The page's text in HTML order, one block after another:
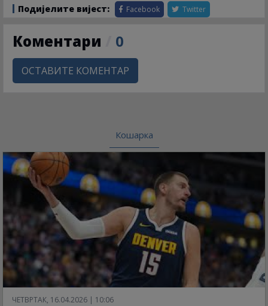
Подијелите вијест: Facebook Twitter
Коментари 0
ОСТАВИТЕ КОМЕНТАР
Кошарка
ЧЕТВРТАК, 16.04.2026 | 10:06